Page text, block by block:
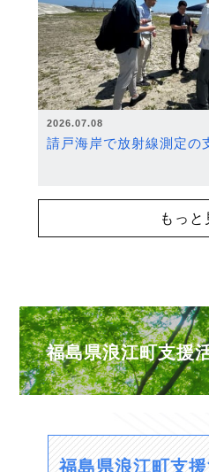
2026.07.08
請戸海岸で放射線測定の
もっと
福島県浪江町支援
福島県浪江町支